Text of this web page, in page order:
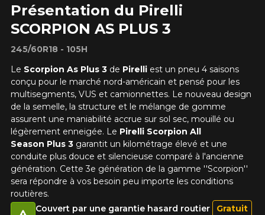
Présentation du Pirelli
SCORPION AS PLUS 3
245/60R18 - 105H
Le Scorpion As Plus 3de Pirelliest un pneu 4 saisons
conçu pour le marché nord-américain et pensé pour les
multisegments, VUS et camionnettes. Le nouveau design
de la semelle, la structure et le mélange de gomme
assurent une maniabilité accrue sur sol sec, mouillé ou
légèrement enneigée. Le Pirelli Scorpion All
Season Plus 3 garantit un kilométrage élevé et une
conduite plus douce et silencieuse comparé à l'ancienne
génération. Cette 3e génération de la gamme ''Scorpion''
sera répondre à vos besoin peu importe les conditions
routières.
Couvert par une garantie hasard routier Gratuit